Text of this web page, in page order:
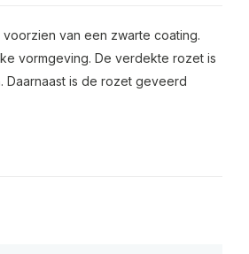
van een zwarte coating.
vormgeving. De verdekte rozet is
is de rozet geveerd